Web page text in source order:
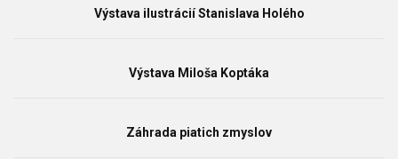
Výstava ilustrácií Stanislava Holého
Výstava Miloša Koptáka
Záhrada piatich zmyslov